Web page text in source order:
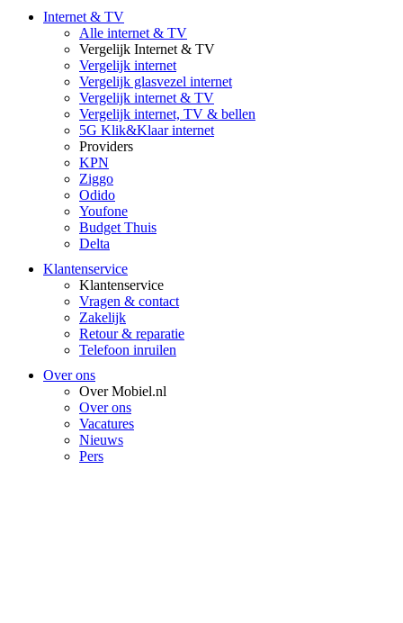
Internet & TV
Alle internet & TV
Vergelijk Internet & TV
Vergelijk internet
Vergelijk glasvezel internet
Vergelijk internet & TV
Vergelijk internet, TV & bellen
5G Klik&Klaar internet
Providers
KPN
Ziggo
Odido
Youfone
Budget Thuis
Delta
Klantenservice
Klantenservice
Vragen & contact
Zakelijk
Retour & reparatie
Telefoon inruilen
Over ons
Over Mobiel.nl
Over ons
Vacatures
Nieuws
Pers